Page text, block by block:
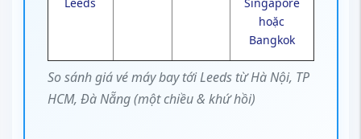
So sánh giá vé máy bay tới Leeds từ Hà Nội, TP
HCM, Đà Nẵng (một chiều & khứ hồi)
hoặc
Bangkok